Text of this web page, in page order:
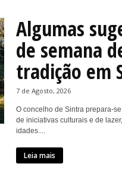
Algumas
de semana
tradição em
7 de Agosto, 2026
O concelho de Sintra prepara-
de iniciativas culturais e de
idades....
Leia mais